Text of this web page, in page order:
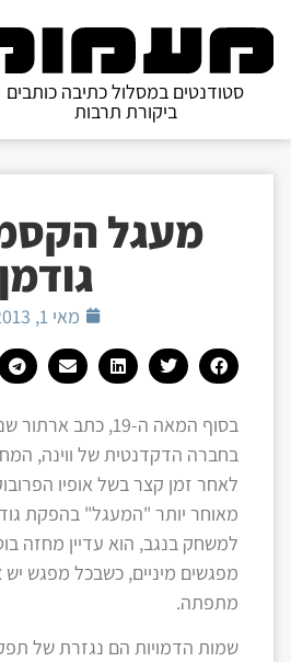
סטודנטים במסלול כתיבה כותבים
ביקורת תרבות
מעגל
גודמן
מאי 1, 2013
בסוף המאה ה-19,
בחברה הדקדנטית של ווינה,
לאחר זמן קצר בשל אופיו
מאוחר יותר "המעגל" בהפקת
למשחק בנגב, הוא עדיין מחזה
מפגשים מיניים, כשבכל מפגש
מתפתה.
שמות הדמויות הם נגזרת של